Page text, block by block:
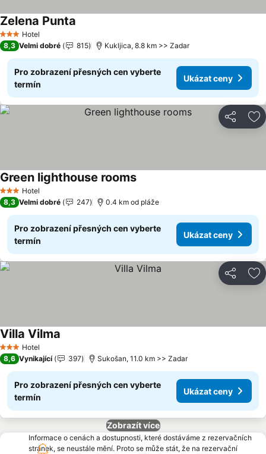
3 Počet hvězdiček
Hotel
Zelena Punta
8,3 Velmi dobré 815 Kukljica, 8.8 km >> Zadar
Pro zobrazení přesných cen vyberte
termín
Ukázat ceny
Sdílet
3 Počet hvězdiček
Hotel
Green lighthouse rooms
8,3 Velmi dobré 247 0.4 km od pláže
Pro zobrazení přesných cen vyberte
termín
Ukázat ceny
Sdílet
3 Počet hvězdiček
Hotel
Villa Vilma
8,6 Vynikající 397 Sukošan, 11.0 km >> Zadar
Pro zobrazení přesných cen vyberte
termín
Ukázat ceny
Zobrazít více
Informace o cenách a dostupnosti, které dostáváme z rezervačních
stránek, se neustále mění. Proto se může stát, že na rezervační